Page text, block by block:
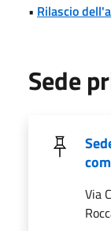
• Rilascio
Sede
Via